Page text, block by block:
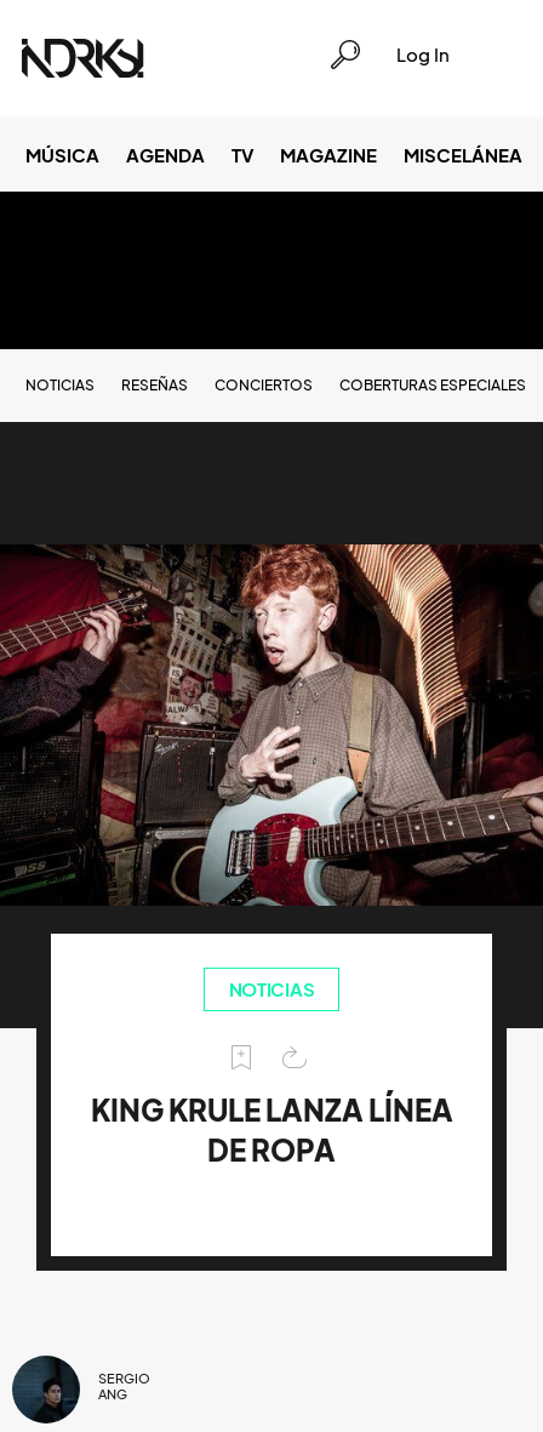
Log In
MÚSICA AGENDA TV MAGAZINE MISCELÁNEA
NOTICIAS RESEÑAS CONCIERTOS COBERTURAS ESPECIALES
NOTICIAS
KING KRULE LANZA LÍNEA
DE ROPA
SERGIO
ANG